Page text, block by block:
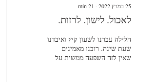
25 במרץ 2022 ∙
21
min
לאכול. לישון. לרזות.
הלילה עברנו לשעון קיץ ואיבדנו
שעת שינה. רובנו מאמינים
שאין לזה השפעה ממשית על